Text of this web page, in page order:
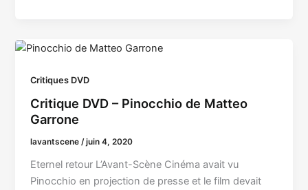
Critiques DVD
Critique DVD – Pinocchio de Matteo
Garrone
lavantscene/juin 4, 2020
Eternel retour L’Avant-Scène Cinéma avait vu
Pinocchio en projection de presse et le film devait